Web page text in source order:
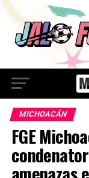
MICHOACÁN
FGE